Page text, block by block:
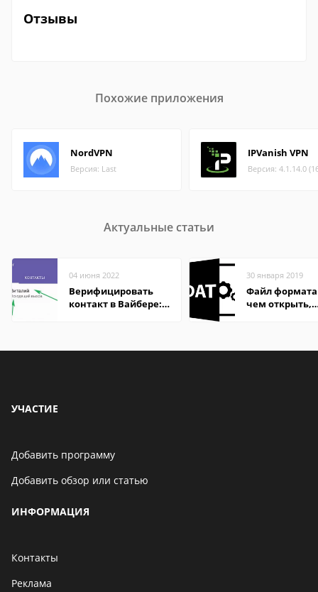
Отзывы
Похожие приложения
NordVPN
Версия: Last
IPVanish VPN
Версия: 4.1.14.0
Актуальные статьи
04 июня 2022
Верифицировать
контакт в Вайбере:
30 января 2019
Файл формата
чем открыть,
УЧАСТИЕ
Добавить программу
Добавить обзор или статью
ИНФОРМАЦИЯ
Контакты
Реклама